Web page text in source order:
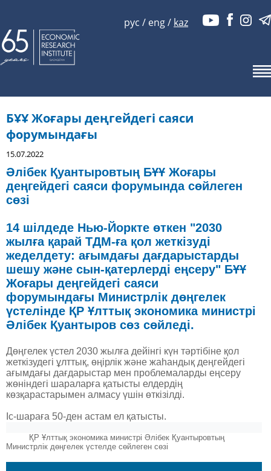
рус / eng/ kaz
БҰҰ Жоғары деңгейдегі саяси
форумындағы
15.07.2022
Әлібек Қуантыровтың БҰҰ Жоғары
деңгейдегі саяси форумында сөйлеген
сөзі
14 шілдеде Нью-Йоркте өткен "2030
жылға қарай ТДМ-ға қол жеткізуді
жеделдету: ағымдағы дағдарыстарды
шешу және сын-қатерлерді еңсеру" БҰҰ
Жоғары деңгейдегі саяси
форумындағы Министрлік дөңгелек
үстелінде ҚР Ұлттық экономика министрі
Әлібек Қуантыров сөз сөйледі.
Дөңгелек үстел 2030 жылға дейінгі күн тәртібіне қол
жеткізудегі ұлттық, өңірлік және жаһандық деңгейдегі
ағымдағы дағдарыстар мен проблемаларды еңсеру
жөніндегі шараларға қатысты елдердің
көзқарастарымен алмасу үшін өткізілді.
Іс-шараға 50-ден астам ел қатысты.
ҚР Ұлттық экономика министрі Әлібек Қуантыровтың
Министрлік дөңгелек үстелде сөйлеген сөзі